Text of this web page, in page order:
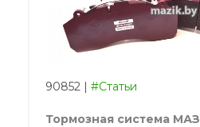
90852 | #Статьи
Тормозная система МАЗ